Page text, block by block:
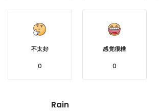
不太好
0
感觉很糟
0
Rain